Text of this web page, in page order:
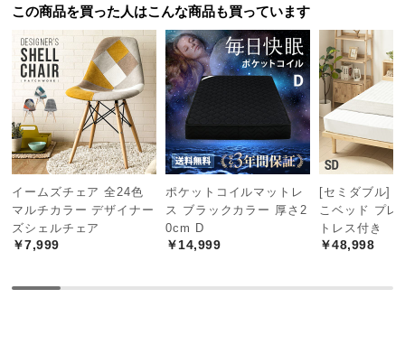
品
の
配
送
に
つ
い
て
小
型
商
横幅 奥行き 高さ
約90㎝ 約41㎝ 約182㎝
美しく収納できるガラス扉
お気に入りの食器をディスプレイできるガラス扉。
ひと目で物の位置を確認でき使い勝手もスマートで
この商品を買った人はこんな商品も買っています
イームズチェア 全24色
マルチカラー デザイナー
ズシェルチェア
￥7,999
ポケットコイルマットレ
ス ブラックカラー 厚さ2
0cm D
￥14,999
[セミダブル]
こベッド プレ
トレス付き
￥48,998